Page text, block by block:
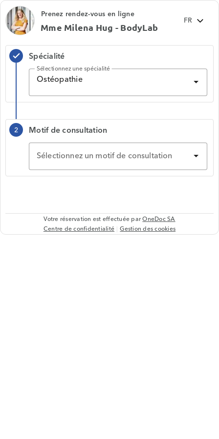
Prenez rendez-vous en ligne
Mme Milena Hug - BodyLab
check
Spécialité
Ostéopathie
Sélectionnez une spécialité
2
Motif de consultation
Sélectionnez un motif de consultation
Votre réservation est effectuée parOneDoc SA
Centre de confidentialité Gestion des cookies